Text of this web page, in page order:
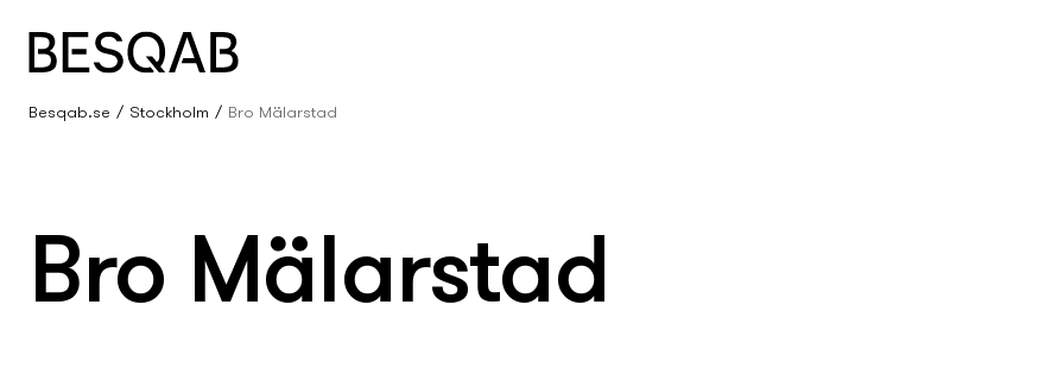
Besqab.se Stockholm Bro Mälarstad
Bro Mälarstad